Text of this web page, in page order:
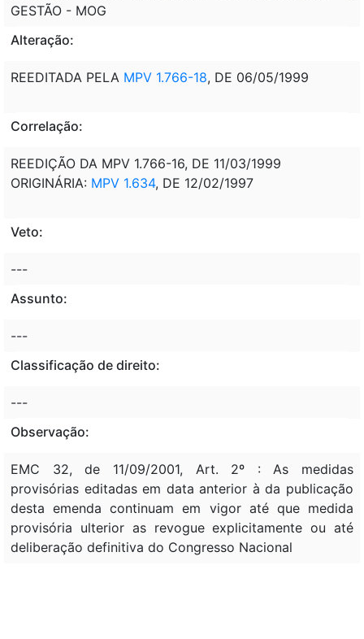
GESTÃO - MOG
Alteração:
REEDITADA PELA MPV 1.766-18, DE 06/05/1999
Correlação:
REEDIÇÃO DA MPV 1.766-16, DE 11/03/1999
ORIGINÁRIA: MPV 1.634, DE 12/02/1997
Veto:
---
Assunto:
---
Classificação de direito:
---
Observação:
EMC 32, de 11/09/2001, Art. 2º : As medidas
provisórias editadas em data anterior à da publicação
desta emenda continuam em vigor até que medida
provisória ulterior as revogue explicitamente ou até
deliberação definitiva do Congresso Nacional